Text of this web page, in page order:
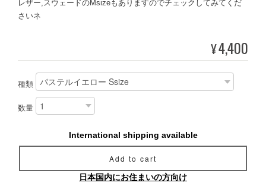
レザー,スウェードのMsizeもありますのでチェックしてみてくだ
さいネ
¥4,400
種類
数量
International shipping available
Add to cart
日本国内にお住まいの方向け